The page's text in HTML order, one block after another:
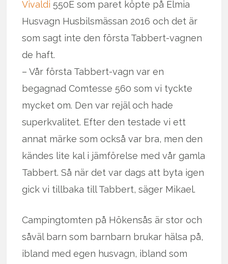
Vivaldi 550E som paret köpte på Elmia
Husvagn Husbilsmässan 2016 och det är
som sagt inte den första Tabbert-vagnen
de haft.
– Vår första Tabbert-vagn var en
begagnad Comtesse 560 som vi tyckte
mycket om. Den var rejäl och hade
superkvalitet. Efter den testade vi ett
annat märke som också var bra, men den
kändes lite kal i jämförelse med vår gamla
Tabbert. Så när det var dags att byta igen
gick vi tillbaka till Tabbert, säger Mikael.
Campingtomten på Hökensås är stor och
såväl barn som barnbarn brukar hälsa på,
ibland med egen husvagn, ibland som